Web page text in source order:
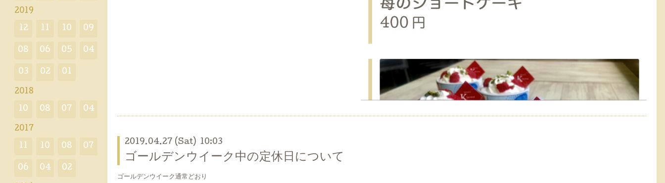
2019.04.27 (Sat) 10:03
ゴールデンウイーク中の定休日について
ゴールデンウイーク通常どおり
2019
12 11 10 09
08 06 05 04
03 02 01
2018
10 08 07 04
2017
11 10 08 07
06 04 02